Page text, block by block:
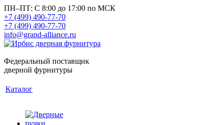
ПН–ПТ: С 8:00 до 17:00 по МСК
+7 (499) 490-77-70
+7 (499) 490-77-70
info@grand-alliance.ru
Федеральный поставщик
дверной фурнитуры
Каталог